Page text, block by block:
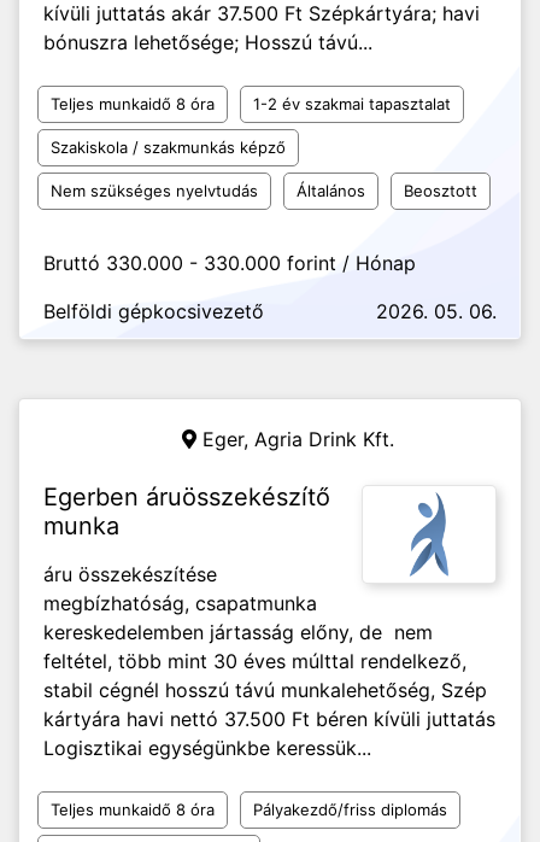
kívüli juttatás akár 37.500 Ft Szépkártyára; havi
bónuszra lehetősége; Hosszú távú...
Teljes munkaidő 8 óra 1-2 év szakmai tapasztalat
Szakiskola / szakmunkás képző
Nem szükséges nyelvtudás Általános Beosztott
Bruttó 330.000 - 330.000 forint / Hónap
Belföldi gépkocsivezető
2026. 05. 06.
Eger, Agria Drink Kft.
Egerben áruösszekészítő
munka
áru összekészítése
megbízhatóság, csapatmunka
kereskedelemben jártasság előny, de nem
feltétel, több mint 30 éves múlttal rendelkező,
stabil cégnél hosszú távú munkalehetőség, Szép
kártyára havi nettó 37.500 Ft béren kívüli juttatás
Logisztikai egységünkbe keressük...
Teljes munkaidő 8 óra Pályakezdő/friss diplomás